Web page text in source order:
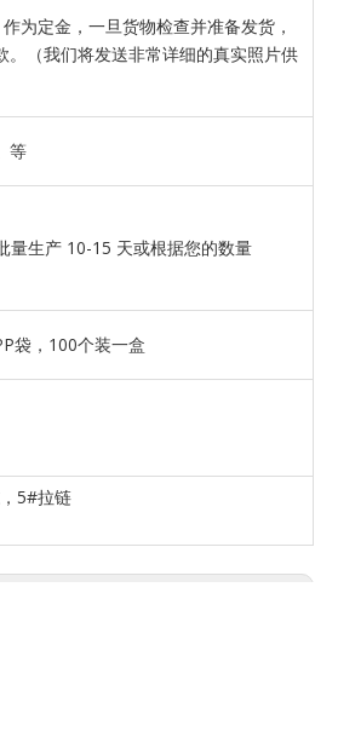
为定金，一旦货物检查并准备发货，
。（我们将发送非常详细的真实照片供
等
量生产 10-15 天或根据您的数量
袋，100个装一盒
5#拉链